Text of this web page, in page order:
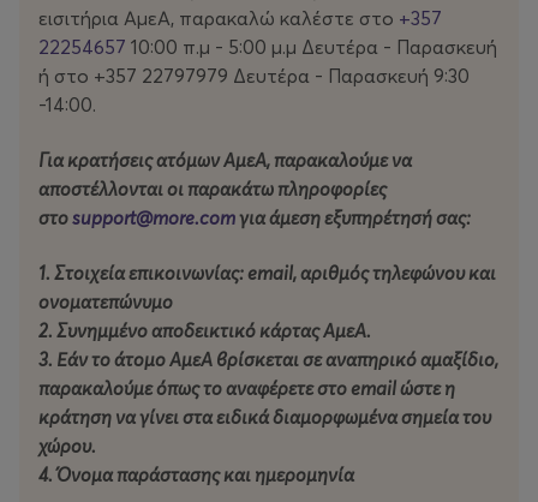
Κύριος Χορηγός:Υφυπουργείο Πολιτισμού: Πρόγραμμα
«Τερψιχόρη»: Πρόγραμμα Ενίσχυσης της Δημιουργίας και
Έρευνας στον Τομέα του Σύγχρονου Χορού
Χρυσός Χορηγός:Krypto Security
Nέα Κίνηση Ομάδων Χορού, Χορευτών και
Χορογράφων Κύπρου
Διάρκεια παράστασης: 60΄ (χωρίς διάλειμμα)
Δημιουργία χωρίς απολογητική διάθεση!
Η πρεμιέρα του έργου πραγματοποιήθηκε στην Κύπρο,
στο πλαίσιο του χορηγικού σχεδιασμού του Τμήματος
Σύγχρονου Πολιτισμού του Υφυπουργείου Πολιτισμού
της Κυπριακής Δημοκρατίας, «Πρόγραμμα Ενίσχυσης
εισιτήρια ΑμεΑ, παρακαλώ καλέστε στο +357
22254657 10:00 π.μ - 5:00 μ.μ Δευτέρα - Παρασκευή
ή στο +357 22797979 Δευτέρα - Παρασκευή 9:30
-14:00.
Για κρατήσεις ατόμων ΑμεΑ, παρακαλούμε να
αποστέλλονται οι παρακάτω πληροφορίες
στοsupport@more.comγια άμεση εξυπηρέτησή σας:
1. Στοιχεία επικοινωνίας: email, αριθμός τηλεφώνου και
ονοματεπώνυμο
2. Συνημμένο αποδεικτικό κάρτας ΑμεΑ.
3. Εάν το άτομο ΑμεΑ βρίσκεται σε αναπηρικό αμαξίδιο,
παρακαλούμεόπωςτο αναφέρετε στο email ώστε η
κράτηση να γίνει στα ειδικά διαμορφωμένα σημεία του
χώρου.
4. Όνομα παράστασης και ημερομηνία